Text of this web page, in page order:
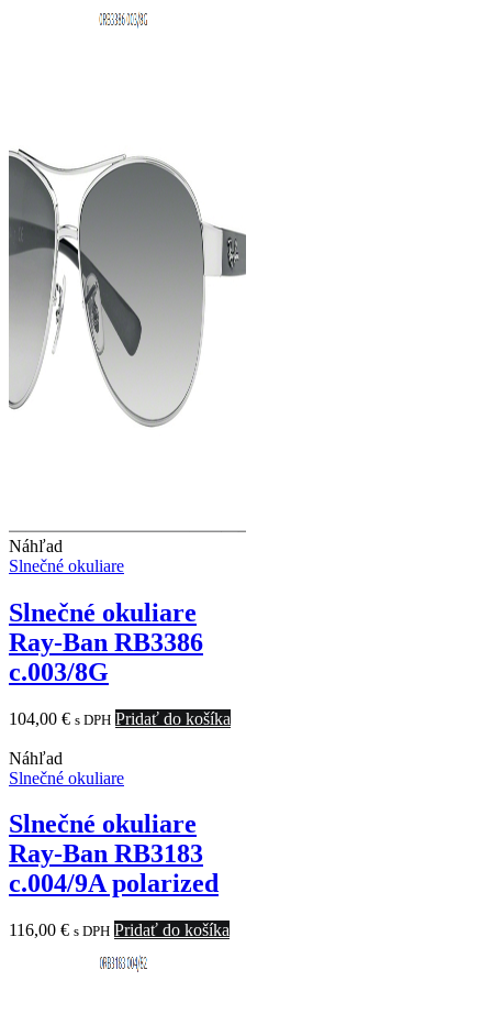
Náhľad
Slnečné okuliare
Slnečné okuliare
Ray-Ban RB3386
c.003/8G
104,00 € s DPH Pridať do košíka
Náhľad
Slnečné okuliare
Slnečné okuliare
Ray-Ban RB3183
c.004/9A polarized
116,00 € s DPH Pridať do košíka